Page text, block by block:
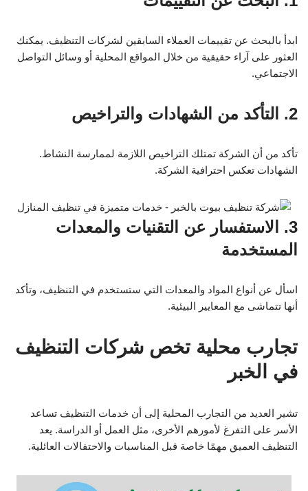
ابدأ بالبحث عن تقييمات العملاء السابقين لشركات التنظيف. يمكنك
العثور على آراء حقيقية من خلال المواقع المحلية أو وسائل التواصل
الاجتماعي.
2. التأكد من الشهادات والتراخيص
تأكد من أن الشركة تمتلك التراخيص اللازمة لممارسة النشاط.
الشهادات تعكس احترافية الشركة.
3. الاستفسار عن التقنيات والمعدات
المستخدمة
اسأل عن أنواع المواد والمعدات التي ستستخدم في التنظيف، وتأكد
أنها تتماشى مع المعايير البيئية.
تجارب محلية تخص شركات التنظيف
في الخبر
تشير العديد من التجارب المحلية إلى أن خدمات التنظيف تساعد
الأسر على التفرغ لأمورهم الأخرى، مثل العمل أو الدراسة. يعد
التنظيف العميق مهمًا خاصة قبل المناسبات والاحتفالات العائلية.